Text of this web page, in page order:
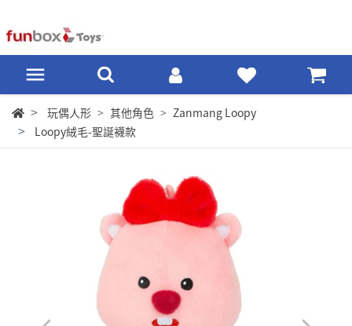
玩偶人形 其他角色
Zanmang Loopy
Loopy絨毛-聖誕襪款